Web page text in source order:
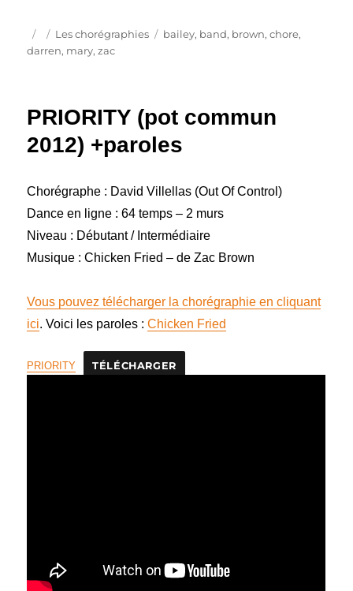
Publié
le
Catégories
Les chorégraphies Étiquettes
bailey, band, brown,chore,
darren, mary,zac
PRIORITY (pot commun
2012) +paroles
Chorégraphe : David Villellas (Out Of Control)
Dance en ligne : 64 temps – 2 murs
Niveau : Débutant / Intermédiaire
Musique : Chicken Fried – de Zac Brown
Vous pouvez télécharger la chorégraphie en cliquant
ici. Voici les paroles :Chicken Fried
PRIORITY TÉLÉCHARGER